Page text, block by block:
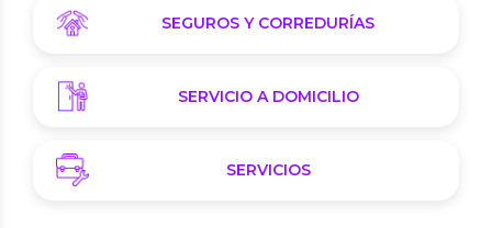
SEGUROS Y CORREDURÍAS
SERVICIO A DOMICILIO
SERVICIOS